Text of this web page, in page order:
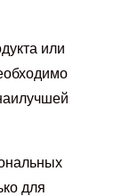
или
для